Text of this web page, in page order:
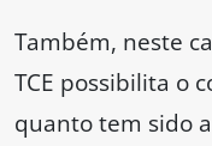
Também, neste
TCE possibilita o
quanto tem sido